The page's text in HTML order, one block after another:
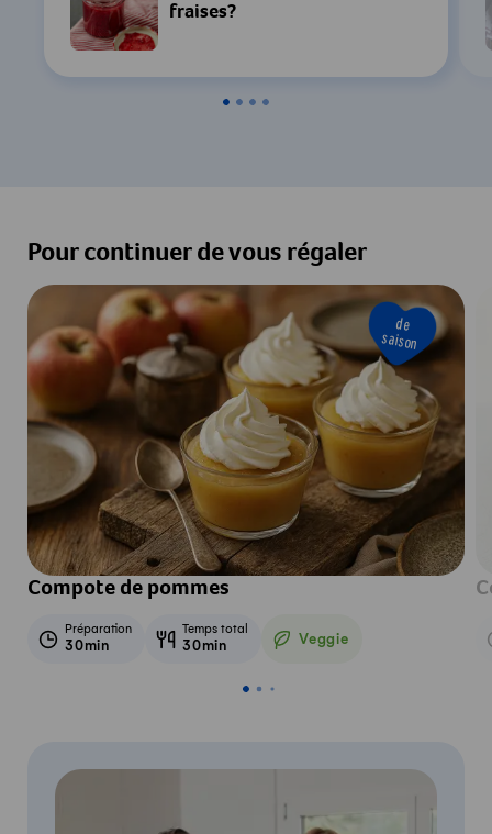
fraises?
Pour continuer de vous régaler
de
saison
Compote de pommes
Préparation
30min
Temps total
30min Veggie
Veggie